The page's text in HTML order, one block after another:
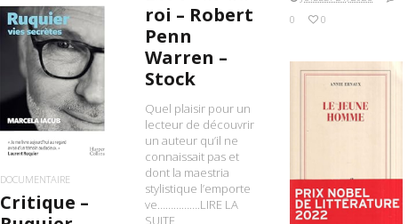
0
0
roi – Robert
Penn
Warren –
Stock
Quel plaisir pour un
lecteur de découvrir
un auteur qu’il ne
connaissait pas et
dont la maestria
stylistique l’emporte
ve…………….LIRE LA
SUITE
LIRE LA SUITE
DOCUMENTAIRE
Critique –